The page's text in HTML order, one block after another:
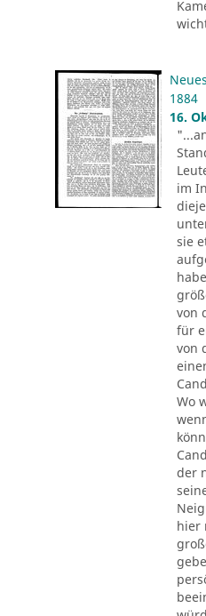
1884
16.
im
sie
von
für
von
Wo
der
hier